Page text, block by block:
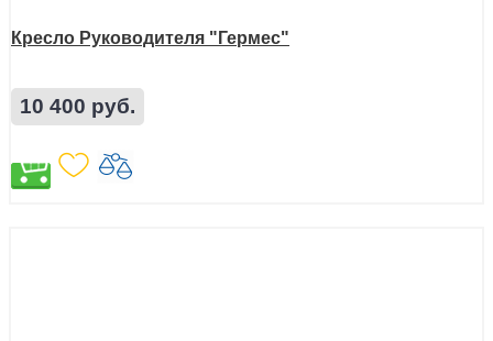
Кресло Руководителя "Гермес"
10 400 руб.